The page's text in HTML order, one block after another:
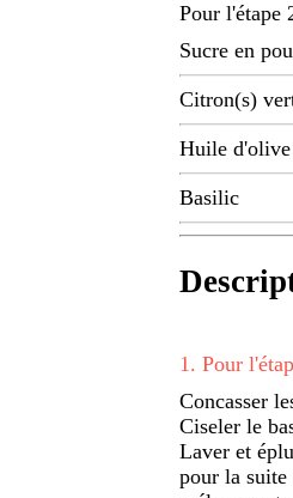
Pour l'étape
Sucre en
Citron(s)
Huile d'olive
Basilic
1 . Pour
Concasser
Ciseler le
Laver et
pour la suite